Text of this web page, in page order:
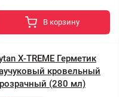
В корзину
X-TREME Герметик
кровельный
(280 мл)